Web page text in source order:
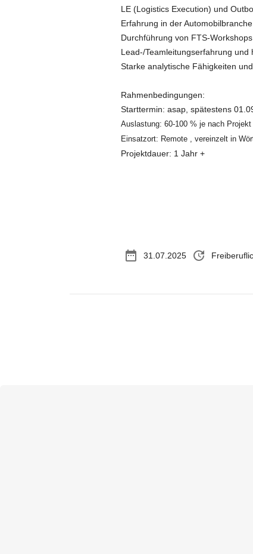
LE (Logistics Execution) und
Erfahrung in der Automobilbranche
Durchführung von FTS-Workshops
Lead-/Teamleitungserfahrung
Starke analytische Fähigkeiten
Rahmenbedingungen:
Starttermin: asap, spätestens
Auslastung: 60-100 % je nach Projekt
Einsatzort: Remote , vereinzelt in
Projektdauer: 1 Jahr +
date_range 31.07.2025 update